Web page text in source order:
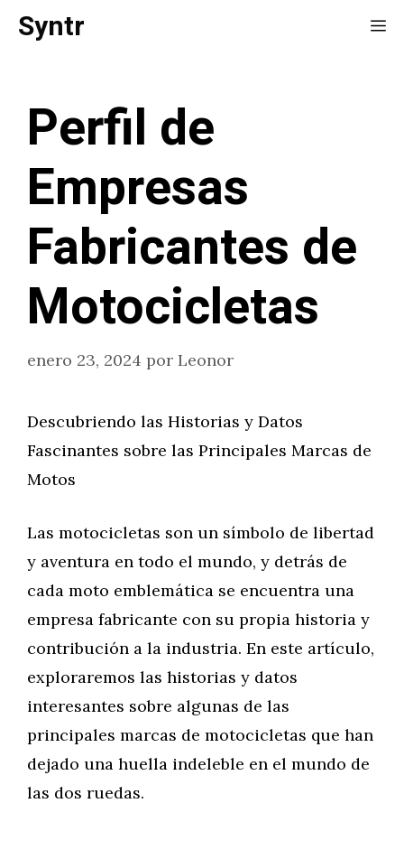
SaltarSyntr
Perfil de
Empresas
Fabricantes de
Motocicletas
enero 23, 2024 por Leonor
Descubriendo las Historias y Datos
Fascinantes sobre las Principales Marcas de
Motos
Las motocicletas son un símbolo de libertad
y aventura en todo el mundo, y detrás de
cada moto emblemática se encuentra una
empresa fabricante con su propia historia y
contribución a la industria. En este artículo,
exploraremos las historias y datos
interesantes sobre algunas de las
principales marcas de motocicletas que han
dejado una huella indeleble en el mundo de
las dos ruedas.